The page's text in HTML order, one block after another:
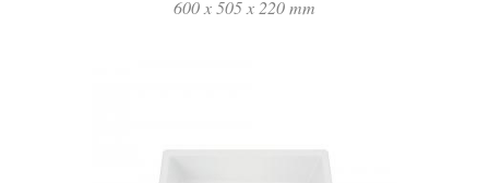
600 x 505 x 220 mm